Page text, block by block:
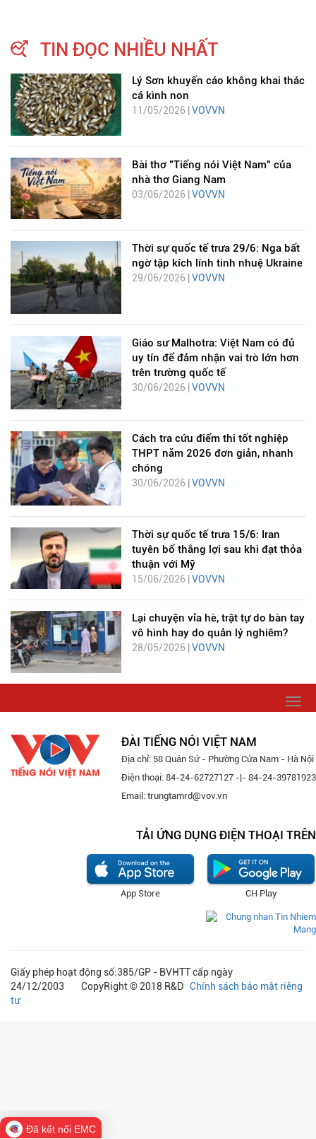
TIN ĐỌC NHIỀU NHẤT
Lý Sơn khuyến cáo không khai thác
cá kình non
11/05/2026 | VOVVN
Bài thơ "Tiếng nói Việt Nam" của
nhà thơ Giang Nam
03/06/2026 | VOVVN
Thời sự quốc tế trưa 29/6: Nga bất
ngờ tập kích lính tinh nhuệ Ukraine
29/06/2026 | VOVVN
Giáo sư Malhotra: Việt Nam có đủ
uy tín để đảm nhận vai trò lớn hơn
trên trường quốc tế
30/06/2026 | VOVVN
Cách tra cứu điểm thi tốt nghiệp
THPT năm 2026 đơn giản, nhanh
chóng
30/06/2026 | VOVVN
Thời sự quốc tế trưa 15/6: Iran
tuyên bố thắng lợi sau khi đạt thỏa
thuận với Mỹ
15/06/2026 |VOVVN
Lại chuyện vỉa hè, trật tự do bàn tay
vô hình hay do quản lý nghiêm?
28/05/2026 | VOVVN
ĐÀI TIẾNG NÓI VIỆT NAM
Địa chỉ: 58 Quán Sứ - Phường Cửa Nam - Hà Nội
Điện thoại: 84-24-62727127 -|- 84-24-39781923
Email: trungtamrd@vov.vn
TẢI ỨNG DỤNG ĐIỆN THOẠI TRÊN
CH Play
App Store
Giấy phép hoạt động số:385/GP - BVHTT cấp ngày
24/12/2003 CopyRight © 2018 R&D Chính sách bảo mật riêng
tư
Đã kết nối EMC